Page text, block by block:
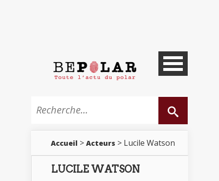
Accueil > Acteurs > Lucile Watson
LUCILE WATSON